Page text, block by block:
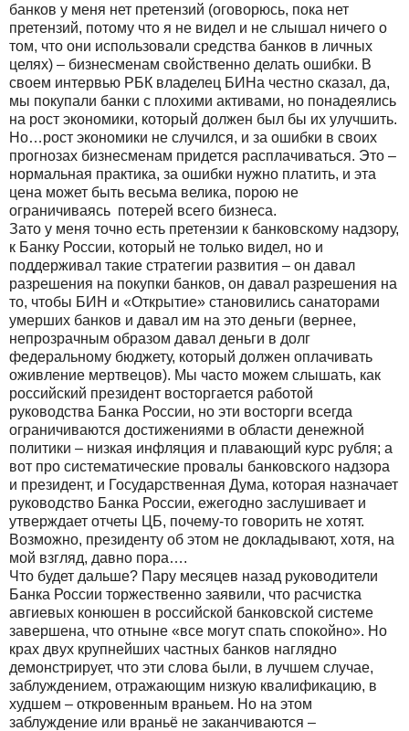
банков у меня нет претензий (оговорюсь, пока нет
претензий, потому что я не видел и не слышал ничего о
том, что они использовали средства банков в личных
целях) – бизнесменам свойственно делать ошибки. В
своем интервью РБК владелец БИНа честно сказал, да,
мы покупали банки с плохими активами, но понадеялись
на рост экономики, который должен был бы их улучшить.
Но…рост экономики не случился, и за ошибки в своих
прогнозах бизнесменам придется расплачиваться. Это –
нормальная практика, за ошибки нужно платить, и эта
цена может быть весьма велика, порою не
ограничиваясь потерей всего бизнеса.
Зато у меня точно есть претензии к банковскому надзору,
к Банку России, который не только видел, но и
поддерживал такие стратегии развития – он давал
разрешения на покупки банков, он давал разрешения на
то, чтобы БИН и «Открытие» становились санаторами
умерших банков и давал им на это деньги (вернее,
непрозрачным образом давал деньги в долг
федеральному бюджету, который должен оплачивать
оживление мертвецов). Мы часто можем слышать, как
российский президент восторгается работой
руководства Банка России, но эти восторги всегда
ограничиваются достижениями в области денежной
политики – низкая инфляция и плавающий курс рубля; а
вот про систематические провалы банковского надзора
и президент, и Государственная Дума, которая назначает
руководство Банка России, ежегодно заслушивает и
утверждает отчеты ЦБ, почему-то говорить не хотят.
Возможно, президенту об этом не докладывают, хотя, на
мой взгляд, давно пора….
Что будет дальше? Пару месяцев назад руководители
Банка России торжественно заявили, что расчистка
авгиевых конюшен в российской банковской системе
завершена, что отныне «все могут спать спокойно». Но
крах двух крупнейших частных банков наглядно
демонстрирует, что эти слова были, в лучшем случае,
заблуждением, отражающим низкую квалификацию, в
худшем – откровенным враньем. Но на этом
заблуждение или враньё не заканчиваются –